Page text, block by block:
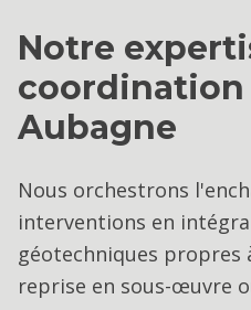
Notre
coordination
Aubagne
Nous orchestrons
interventions en
géotechniques propres
reprise en sous-œuvre